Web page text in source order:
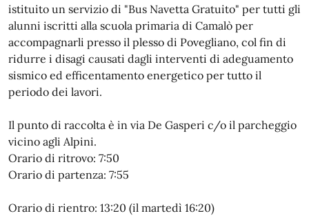
istituito un servizio di "Bus Navetta Gratuito" per tutti gli
alunni iscritti alla scuola primaria di Camalò per
accompagnarli presso il plesso di Povegliano, col fin di
ridurre i disagi causati dagli interventi di adeguamento
sismico ed efficentamento energetico per tutto il
periodo dei lavori.
Il punto di raccolta è in via De Gasperi c/o il parcheggio
vicino agli Alpini.
Orario di ritrovo: 7:50
Orario di partenza: 7:55
Orario di rientro: 13:20 (il martedì 16:20)